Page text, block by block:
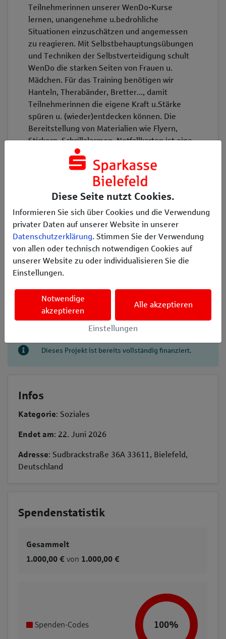
Diese Seite nutzt Cookies.
Informieren Sie sich über Cookies und die Verwendung
privater Daten auf unserer Website in unserer
Datenschutzerklärung. Stimmen Sie der Verwendung
von allen oder technisch notwendigen Cookies auf
unserer Website zu oder individualisieren Sie die
Einstellungen.
Notwendige
akzeptieren
Alle akzeptieren
Einstellungen
Teilnehmerinnen unserer WenDo-Kurse
lernen, unangenehme u.bedrohliche
Situationen einzuschätzen und angemessen
zu reagieren. Mit Selbstbehauptungsübungen
und Techniken der Selbstverteidigung schult
WenDo die starken Seiten von Frauen u.
Mädchen. Für das Training benötigen wir
Hanteln, Therabänder, Bretter..., damit
Teilnehmerinnen die eigene Kraft u.Stärke
spüren u. (wieder)entdecken können. Die
Bereitstellung von Materialien wie Flyern,
Stickern, Schrillalarmen, Notfallkarten ist eine
effektive Methode,um die Inhalte unserer
Kurse nachhaltig zu verankern. Diese
Gegenstände dienen als ständige Erinnerung
an das Erlernte u. erhöhen das
Sicherheitsgefühl im Alltag.
Erzählen Sie es Ihren Freunden
Spendenstatistik
Gesammelt
1.000,00 € von 1.000,00 €
Spenden-Codes 100%
Dieses Projekt ist bereits vollständig finanziert.
Infos
Kategorie: Soziales
Endet am: 22. Juni 2026
Adresse: Sudbrackstraße 36A 33611, Bielefeld,
Deutschland